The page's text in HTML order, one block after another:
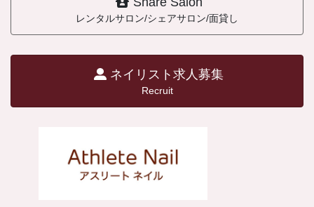
レンタルサロン/シェアサロン/面貸し
ネイリスト求人募集
Recruit